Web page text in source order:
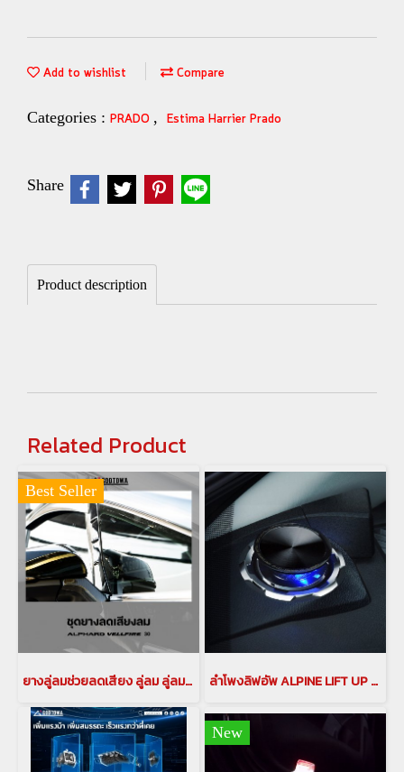
Add to wishlist Compare
Categories : PRADO , Estima Harrier Prado
Share
Product description
Related Product
Best Seller
ยางลู่ลมช่วยลดเสียง ลู่ลม ลู่ลมอัลพาร์ด ลู่ลมเวลไฟร์ ลดเสียง อุปกรณลดเสียงรบกวนสำหรับรถอัลพาร์ด เวลไฟร์ กันเสียงลม ลดเสียงรบกวน(copy) ลำโพงลิฟอัพ ALPINE LIFT UP SPEAKER X3-180S-LUP-LP2 ลำโพงลิฟอัพ ALPINE LIFT UP SPEAKER ลำโพงLIFT UP ลำโพง ALPINE ลำโพงรถนำเข้า อุปกรณ์เเต่งรถนำเข้า ลำโพงprado PRADO SPEAKER ลำโพง pop up เครื่องเสียงติดรถยนต์
New